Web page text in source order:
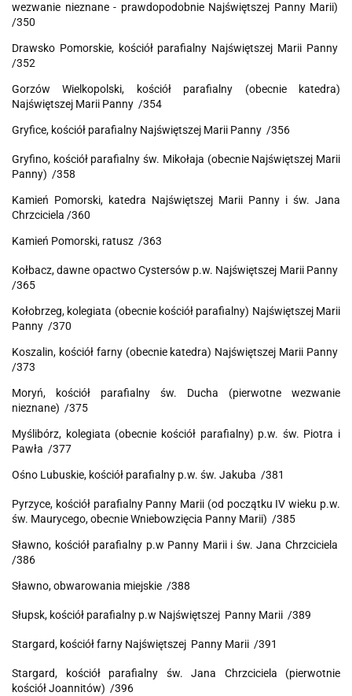
wezwanie nieznane - prawdopodobnie Najświętszej Panny Marii)
/350
Drawsko Pomorskie, kościół parafialny Najświętszej Marii Panny
/352
Gorzów Wielkopolski, kościół parafialny (obecnie katedra)
Najświętszej Marii Panny /354
Gryfice, kościół parafialny Najświętszej Marii Panny /356
Gryfino, kościół parafialny św. Mikołaja (obecnie Najświętszej Marii
Panny) /358
Kamień Pomorski, katedra Najświętszej Marii Panny i św. Jana
Chrzciciela /360
Kamień Pomorski, ratusz /363
Kołbacz, dawne opactwo Cystersów p.w. Najświętszej Marii Panny
/365
Kołobrzeg, kolegiata (obecnie kościół parafialny) Najświętszej Marii
Panny /370
Koszalin, kościół farny (obecnie katedra) Najświętszej Marii Panny
/373
Moryń, kościół parafialny św. Ducha (pierwotne wezwanie
nieznane) /375
Myślibórz, kolegiata (obecnie kościół parafialny) p.w. św. Piotra i
Pawła /377
Ośno Lubuskie, kościół parafialny p.w. św. Jakuba /381
Pyrzyce, kościół parafialny Panny Marii (od początku IV wieku p.w.
św. Maurycego, obecnie Wniebowzięcia Panny Marii) /385
Sławno, kościół parafialny p.w Panny Marii i św. Jana Chrzciciela
/386
Sławno, obwarowania miejskie /388
Słupsk, kościół parafialny p.w Najświętszej Panny Marii /389
Stargard, kościół farny Najświętszej Panny Marii /391
Stargard, kościół parafialny św. Jana Chrzciciela (pierwotnie
kościół Joannitów) /396